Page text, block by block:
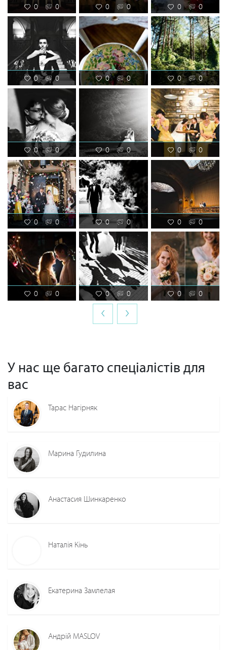
0 0 0 0 0 0
0 0 0 0 0 0
0 0 0 0 0 0
0 0 0 0 0 0
0 0 0 0 0 0
‹ ›
У нас ще багато спеціалістів для
вас
Тарас Нагірняк
Марина Гудилина
Анастасия Шинкаренко
Наталія Кінь
Екатерина Замлелая
Андрій MASLOV